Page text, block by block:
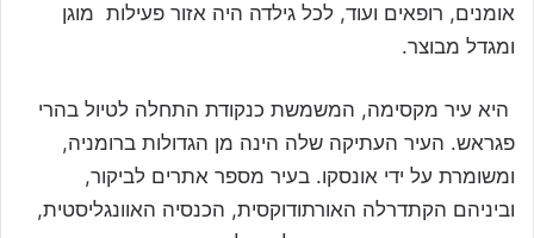
אומנים, רופאים ועוד, לכל גילדה היה אזור פעילות מוגן
ומגדל מבוצר.
היא עיר מקסימה, המשמשת כנקודת התחלה לטיול בהרי
פגראש. העיר העתיקה שלה הינה מן הגדולות ברומניה,
ומשומרת על ידי אונסקו. בעיר מספר אתרים לביקור,
וביניהם הקתדרלה האורתודוקסית, הכנסיה האוונגליסטית,